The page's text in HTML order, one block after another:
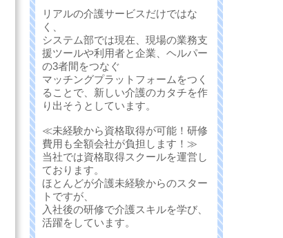
リアルの介護サービスだけではな
く、
システム部では現在、現場の業務支
援ツールや利用者と企業、ヘルパー
の3者間をつなぐ
マッチングプラットフォームをつく
ることで、新しい介護のカタチを作
り出そうとしています。
≪未経験から資格取得が可能！研修
費用も全額会社が負担します！≫
当社では資格取得スクールを運営し
ております。
ほとんどが介護未経験からのスター
トですが、
入社後の研修で介護スキルを学び、
活躍をしています。